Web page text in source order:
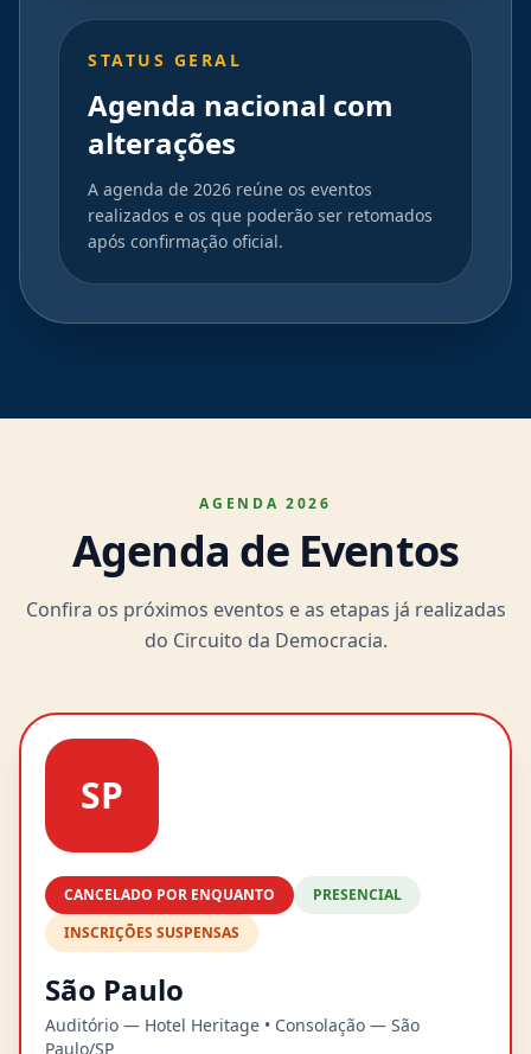
STATUS GERAL
Agenda nacional com
alterações
A agenda de 2026 reúne os eventos
realizados e os que poderão ser retomados
após confirmação oficial.
AGENDA 2026
Agenda de Eventos
Confira os próximos eventos e as etapas já realizadas
do Circuito da Democracia.
SP
CANCELADO POR ENQUANTO
PRESENCIAL
INSCRIÇÕES SUSPENSAS
São Paulo
Auditório — Hotel Heritage • Consolação — São
Paulo/SP